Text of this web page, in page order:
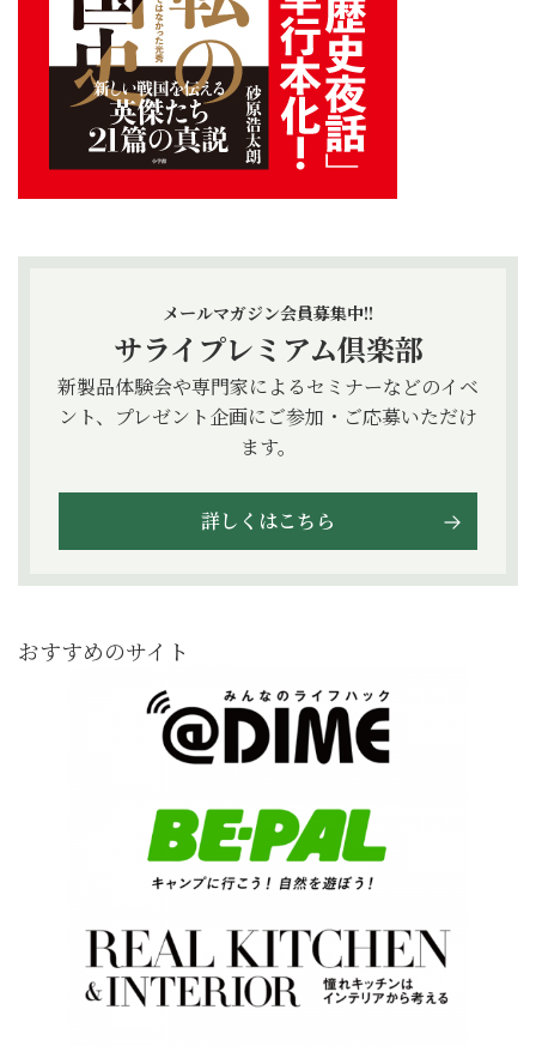
メールマガジン会員募集中!!
サライプレミアム倶楽部
新製品体験会や専門家によるセミナーなどのイベ
ント、プレゼント企画にご参加・ご応募いただけ
ます。
詳しくはこちら
おすすめのサイト